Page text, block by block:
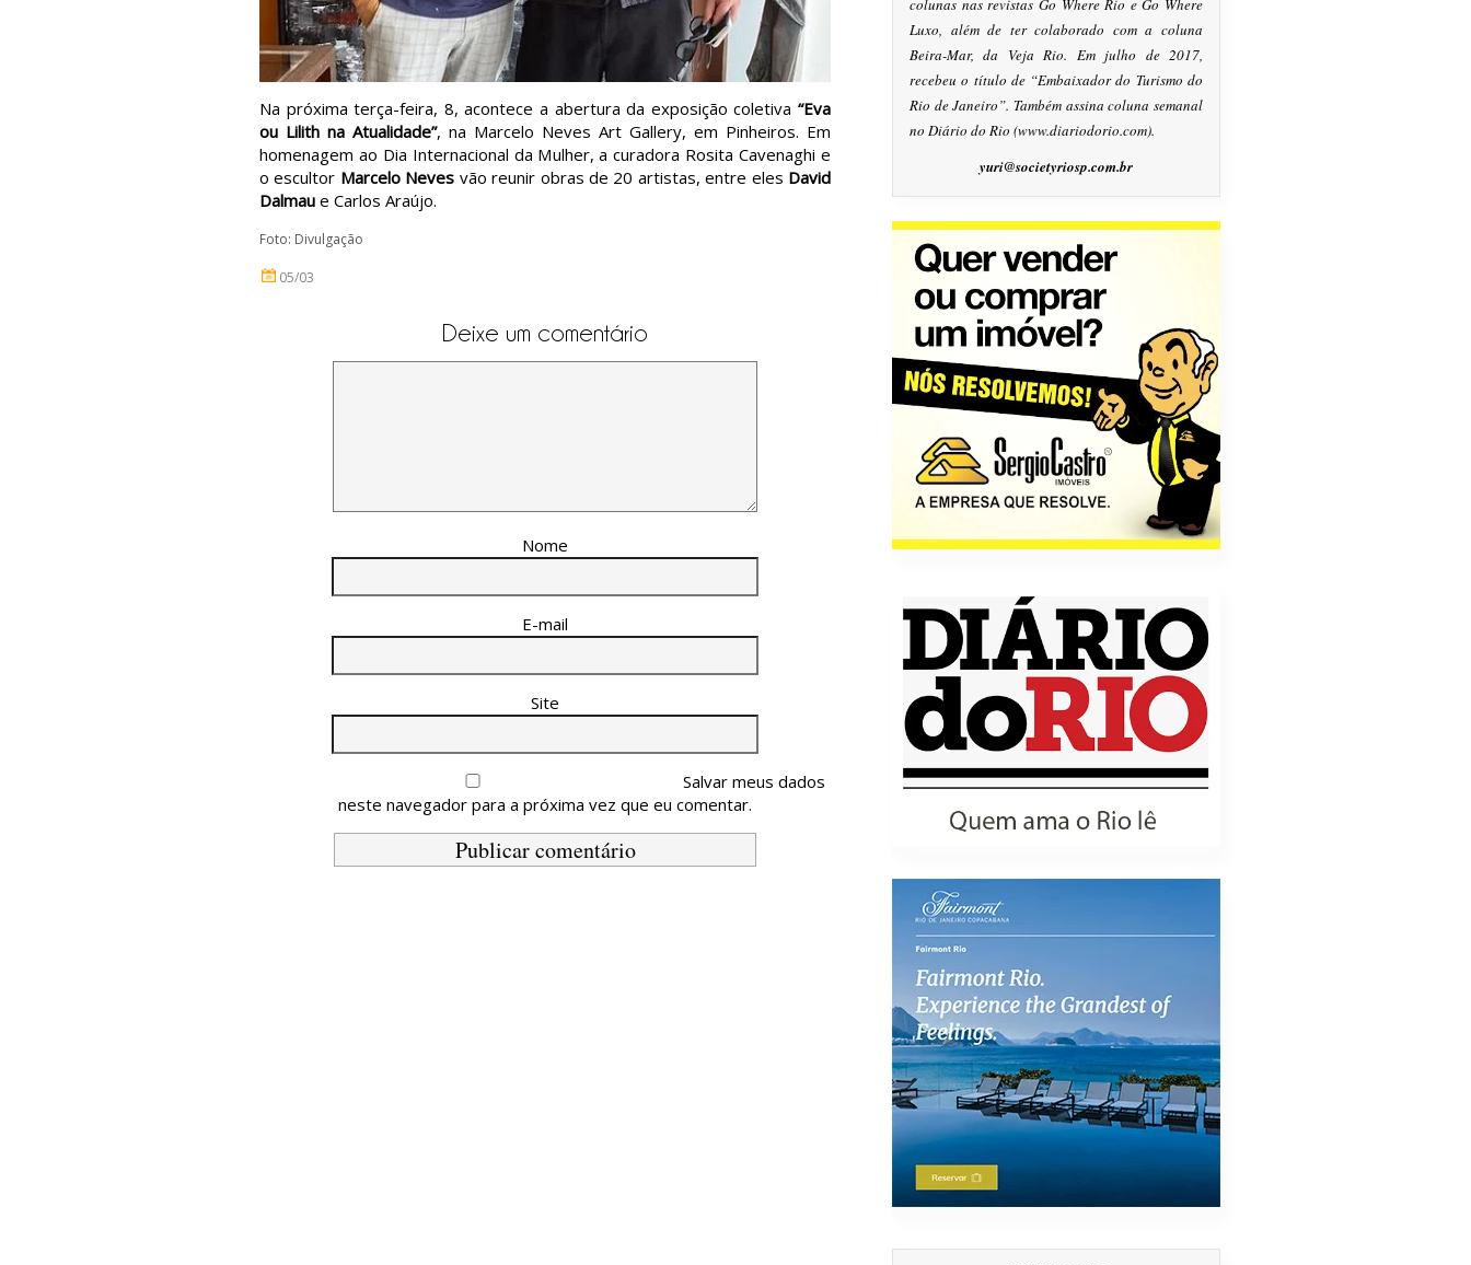
Na próxima terça-feira, 8, acontece a abertura da exposição coletiva “Eva
ou Lilith na Atualidade”, na Marcelo Neves Art Gallery, em Pinheiros. Em
homenagem ao Dia Internacional da Mulher, a curadora Rosita Cavenaghi e
o escultor Marcelo Neves vão reunir obras de 20 artistas, entre eles David
Dalmau e Carlos Araújo.
Foto: Divulgação
05/03
Deixe um comentário
Nome
E-mail
Site
Salvar meus dados
neste navegador para a próxima vez que eu comentar.
colunas nas revistas Go Where Rio e Go Where
Luxo, além de ter colaborado com a coluna
Beira-Mar, da Veja Rio. Em julho de 2017,
recebeu o título de “Embaixador do Turismo do
Rio de Janeiro”. Também assina coluna semanal
no Diário do Rio (www.diariodorio.com).
yuri@societyriosp.com.br